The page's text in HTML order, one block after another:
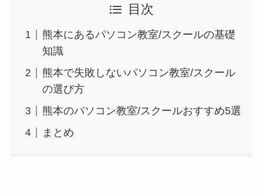
目次
熊本にあるパソコン教室/スクールの基礎
知識
熊本で失敗しないパソコン教室/スクール
の選び方
熊本のパソコン教室/スクールおすすめ5選
まとめ